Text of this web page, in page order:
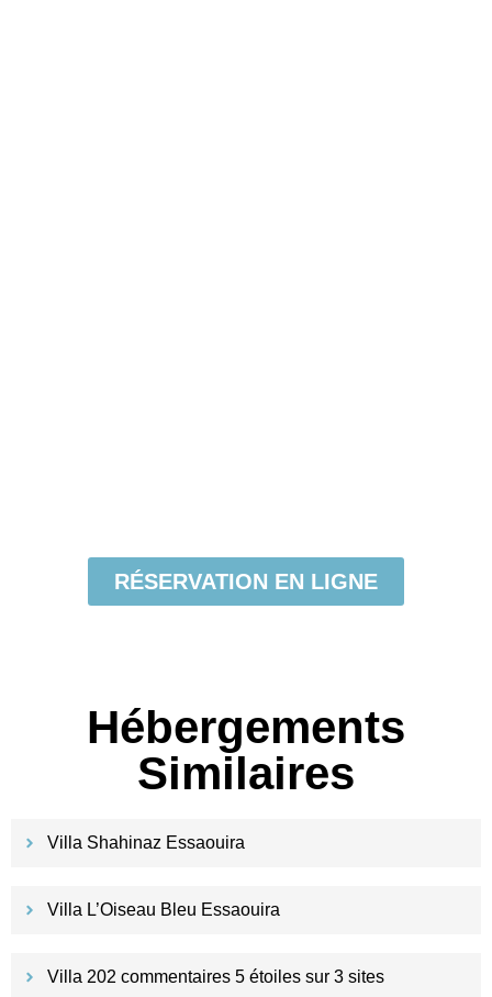
RÉSERVATION EN LIGNE
Hébergements
Similaires
Villa Shahinaz Essaouira
Villa L’Oiseau Bleu Essaouira
Villa 202 commentaires 5 étoiles sur 3 sites